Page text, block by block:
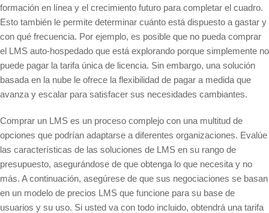
formación en línea y el crecimiento futuro para completar el cuadro.
Esto también le permite determinar cuánto está dispuesto a gastar y
con qué frecuencia. Por ejemplo, es posible que no pueda comprar
el LMS auto-hospedado que está explorando porque simplemente no
puede pagar la tarifa única de licencia. Sin embargo, una solución
basada en la nube le ofrece la flexibilidad de pagar a medida que
avanza y escalar para satisfacer sus necesidades cambiantes.
Comprar un LMS es un proceso complejo con una multitud de
opciones que podrían adaptarse a diferentes organizaciones. Evalúe
las características de las soluciones de LMS en su rango de
presupuesto, asegurándose de que obtenga lo que necesita y no
más. A continuación, asegúrese de que sus negociaciones se basan
en un modelo de precios LMS que funcione para su base de
usuarios y su uso. Si usted va con todo incluido, obtendrá una tarifa